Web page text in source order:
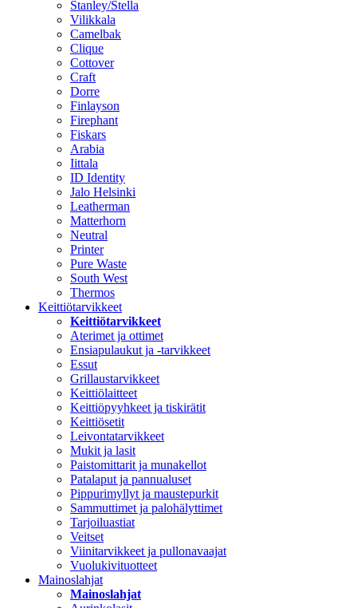
Stanley/Stella
Vilikkala
Camelbak
Clique
Cottover
Craft
Dorre
Finlayson
Firephant
Fiskars
Arabia
Iittala
ID Identity
Jalo Helsinki
Leatherman
Matterhorn
Neutral
Printer
Pure Waste
South West
Thermos
Keittiötarvikkeet
Keittiötarvikkeet
Aterimet ja ottimet
Ensiapulaukut ja -tarvikkeet
Essut
Grillaustarvikkeet
Keittiölaitteet
Keittiöpyyhkeet ja tiskirätit
Keittiösetit
Leivontatarvikkeet
Mukit ja lasit
Paistomittarit ja munakellot
Patalaput ja pannualuset
Pippurimyllyt ja maustepurkit
Sammuttimet ja palohälyttimet
Tarjoiluastiat
Veitset
Viinitarvikkeet ja pullonavaajat
Vuolukivituotteet
Mainoslahjat
Mainoslahjat